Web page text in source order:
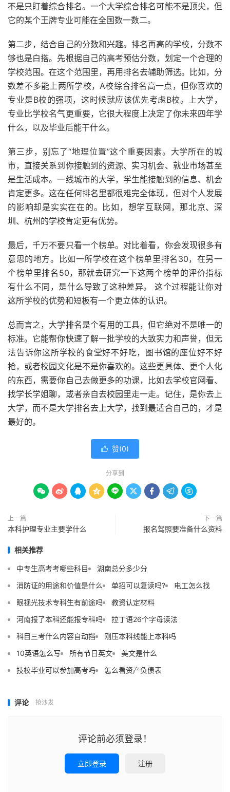
不是只盯着综合排名。一个大学综合排名可能不是顶尖，但
它的某个王牌专业可能在全国数一数二。
第二步，结合自己的分数和兴趣。排名再高的学校，分数不
够也是白搭。先根据自己的高考预估分数，划定一个合理的
学校范围。在这个范围里，再用排名去辅助筛选。比如，分
数差不多能上两所学校，A校综合排名高一点，但你喜欢的
专业是B校的强项，这时候就应该优先考虑B校。上大学，
专业比学校名气更重要，它很大程度上决定了你未来四年学
什么，以及毕业后能干什么。
第三步，别忘了“地理位置”这个重要因素。大学所在的城
市，直接关系到你接触到的资源、实习机会、就业市场甚至
是生活成本。一线城市的大学，学生能接触到的信息、机会
肯定更多。这在任何排名里都很难完全体现，但对个人发展
的影响却是实实在在的。比如，想学互联网，那北京、深
圳、杭州的学校肯定更有优势。
最后，千万不要只看一个榜单。对比着看，你会发现很多有
意思的地方。比如一所学校在这个榜单里排名30，在另一
个榜单里排名50，那就去研究一下这两个榜单的评价指标
有什么不同，是什么导致了这种差异。 这个过程能让你对
这所学校的优势和短板有一个更立体的认识。
总而言之，大学排名是个有用的工具，但它绝对不是唯一的
标准。它能帮你快速了解一批学校的大致实力和声誉，但无
法告诉你这所学校的食堂好不好吃，图书馆的座位好不好
抢，或者校园文化是不是你喜欢的。这些更具体、更个人化
的东西，需要你自己去做更多的功课，比如去学校官网看、
找学长学姐聊，或者亲自去校园里走一走。记住，是你去上
大学，而不是大学排名去上大学，找到最适合自己的，才是
最好的。
 赞(0)
分享到
        
上一篇
本科护理专业主要学什么
下一篇
报名驾照要准备什么资料
相关推荐
中专生高考考哪些科目
湖南总分多少分
消防证的用途和价值是什么
单招可以复读吗?
电工怎么找
眼视光技术专科生有前途吗
教资认定材料
河南报了本科还能报专科吗
拉丁语26个字母读法
科目三考什么内容自动挡
刚压本科线能上本科吗
10英语怎么写
所有节日英文
美文是什么
技校毕业可以参加高考吗
怎么看资产负债表
评论 抢沙发
评论前必须登录！
立即登录 注册